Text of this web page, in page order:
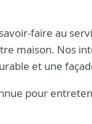
faire au
maison. Nos
et une
pour